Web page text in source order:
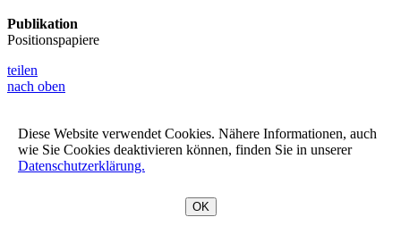
Publikation
Positionspapiere
teilen
nach oben
Diese Website verwendet Cookies. Nähere Informationen, auch
wie Sie Cookies deaktivieren können, finden Sie in unserer
Datenschutzerklärung.
OK